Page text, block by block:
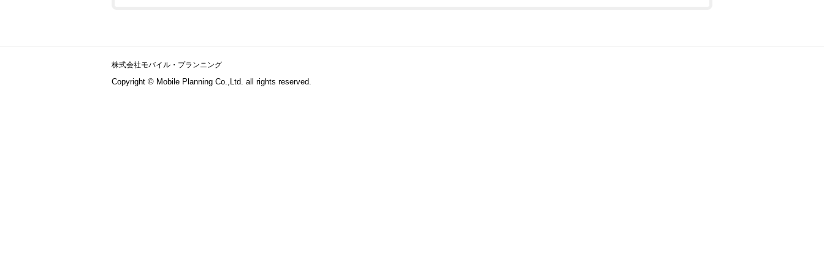
株式会社モバイル・プランニング
Copyright © Mobile Planning Co.,Ltd. all rights reserved.